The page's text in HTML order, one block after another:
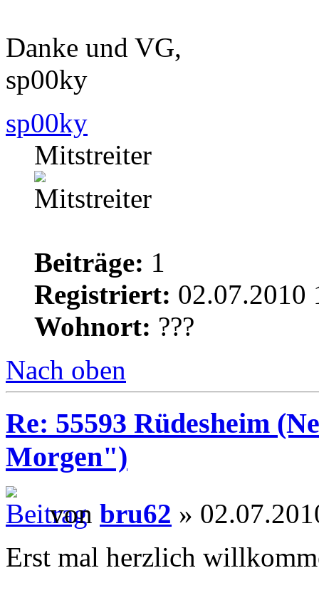
Danke und VG,
sp00ky
sp00ky
Mitstreiter
Beiträge: 1
Registriert: 02.07.2010
Wohnort: ???
Nach oben
Re: 55593 Rüdesheim
Morgen")
von bru62 »
Erst mal herzlich